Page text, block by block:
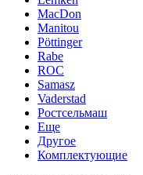
MacDon
Manitou
Pöttinger
Rabe
ROC
Samasz
Vaderstad
Ростсельмаш
Еще
Другое
Комплектующие